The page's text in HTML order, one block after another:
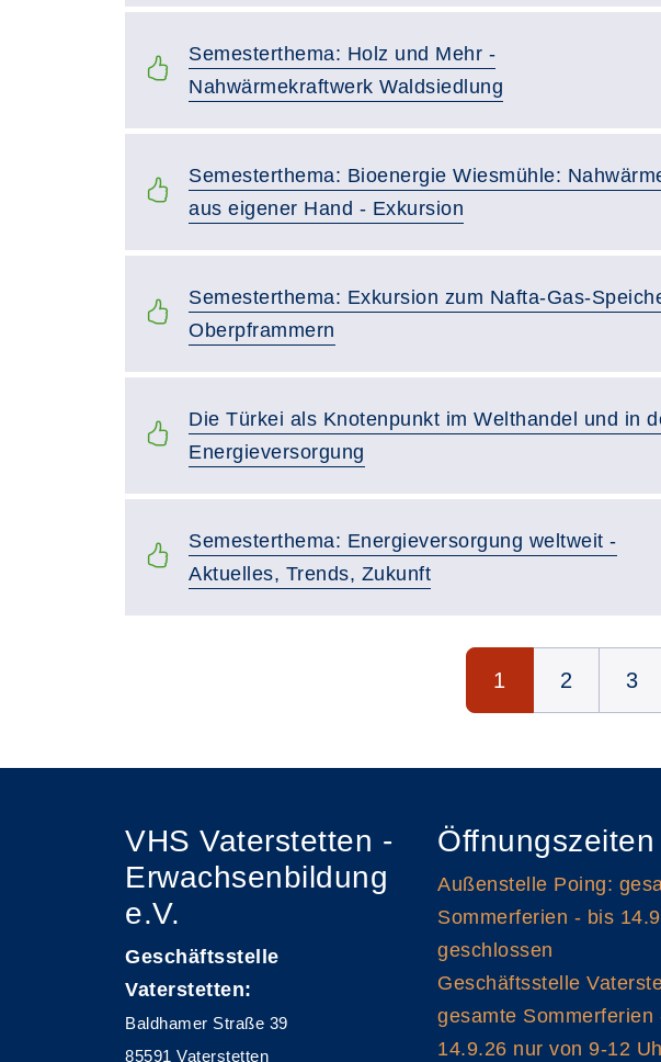
Semesterthema: Holz und Mehr -
Nahwärmekraftwerk Waldsiedlung
Semesterthema: Bioenergie Wiesmühle:
aus eigener Hand - Exkursion
Semesterthema: Exkursion zum Nafta-Gas-
Oberpframmern
Die Türkei als Knotenpunkt im Welthandel und in
Energieversorgung
Semesterthema: Energieversorgung weltweit -
Aktuelles, Trends, Zukunft
1 2 3
VHS Vaterstetten -
Erwachsenbildung
e.V.
Geschäftsstelle
Vaterstetten:
Baldhamer Straße 39
85591 Vaterstetten
Öffnungszeiten
Außenstelle Poing:
Sommerferien - bis
geschlossen
Geschäftsstelle
gesamte Sommerferien
14.9.26 nur von 9-12